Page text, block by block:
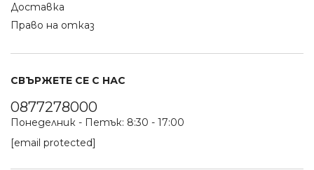
Доставка
Право на отказ
СВЪРЖЕТЕ СЕ С НАС
0877278000
Понеделник - Петък: 8:30 - 17:00
[email protected]